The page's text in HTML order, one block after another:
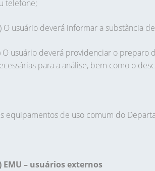
telefone;
O usuário deverá informar a substância
O usuário deverá providenciar o preparo
para a análise, bem como o
equipamentos de uso comum do
EMU – usuários externos